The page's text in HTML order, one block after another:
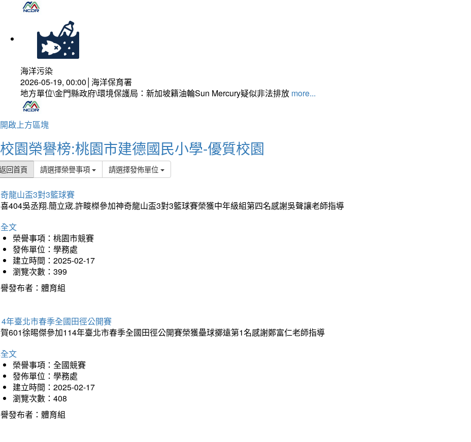
海洋污染
2026-05-19, 00:00│海洋保育署
地方單位\金門縣政府\環境保護局：新加坡籍油輪Sun Mercury疑似非法排放 more...
開啟上方區塊
校園榮譽榜:桃園市建德國民小學-優質校園
回首頁 請選擇榮譽事項 請選擇發佈單位
龍山盃3對3籃球賽
404吳丞翔.簡立宬.許畯榤參加神奇龍山盃3對3籃球賽榮獲中年級組第四名感謝吳聲讓老師指導
文
榮譽事項：桃園市競賽
發佈單位：學務處
建立時間：2025-02-17
瀏覽次數：399
發布者：體育組
年臺北市春季全國田徑公開賽
601徐晹傑參加114年臺北市春季全國田徑公開賽榮獲壘球擲遠第1名感謝鄭富仁老師指導
文
榮譽事項：全國競賽
發佈單位：學務處
建立時間：2025-02-17
瀏覽次數：408
發布者：體育組